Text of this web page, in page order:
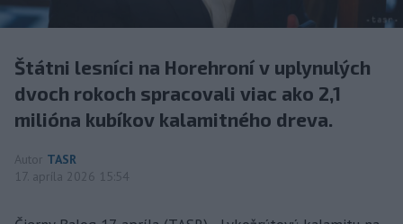
Štátni lesníci na Horehroní v uplynulých
dvoch rokoch spracovali viac ako 2,1
milióna kubíkov kalamitného dreva.
Autor TASR
17. apríla 2026 15:54